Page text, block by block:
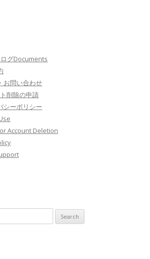
グDocuments
お問い合わせ
削除の申請
シーポリシー
Account Deletion